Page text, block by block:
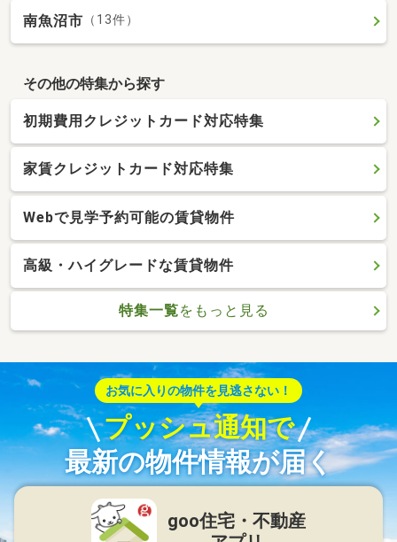
南魚沼市 （13件）
その他の特集から探す
初期費用クレジットカード対応特集
家賃クレジットカード対応特集
Webで見学予約可能の賃貸物件
高級・ハイグレードな賃貸物件
特集一覧をもっと見る
お気に入りの物件を見逃さない！
プッシュ通知で
最新の物件情報が届く
goo住宅・不動産